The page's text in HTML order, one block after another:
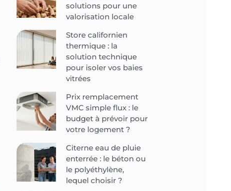
solutions pour une
valorisation locale
Store californien
thermique : la
solution technique
pour isoler vos baies
vitrées
Prix remplacement
VMC simple flux : le
budget à prévoir pour
votre logement ?
Citerne eau de pluie
enterrée : le béton ou
le polyéthylène,
lequel choisir ?